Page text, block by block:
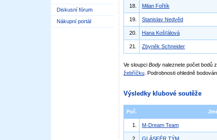
Diskusní fórum
Nákupní portál
18. Milan Fořtík
19. Stanislav Nedvěd
20. Hana Košťálová
21. Zbyněk Schneider
Ve sloupci Body naleznete počet bodů
žebříčku . Podrobnosti ohledně
Výsledky klubové soutěže
Poř.
1. M-Dream Team
2. GLÁSFÉR TÝM